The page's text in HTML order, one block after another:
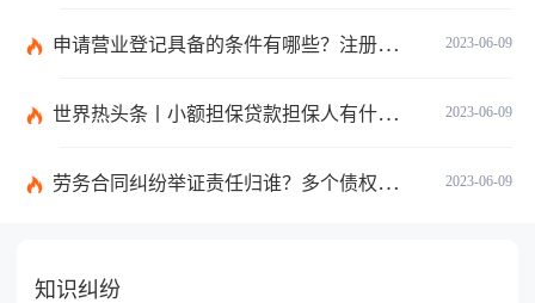
2023-06-09
申请营业登记具备的条件有哪些？注册公司需要准备哪些材料？
2023-06-09
世界热头条丨小额担保贷款担保人有什么责任？保证合同应当有哪些内容？
2023-06-09
劳务合同纠纷举证责任归谁？多个债权人的债权种类不同的如何清偿？ 全球热头条
知识纠纷